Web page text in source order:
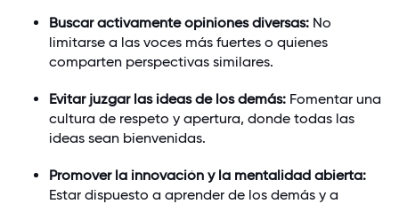
Buscar activamente opiniones diversas: No
limitarse a las voces más fuertes o quienes
comparten perspectivas similares.
Evitar juzgar las ideas de los demás: Fomentar una
cultura de respeto y apertura, donde todas las
ideas sean bienvenidas.
Promover la innovación y la mentalidad abierta:
Estar dispuesto a aprender de los demás y a